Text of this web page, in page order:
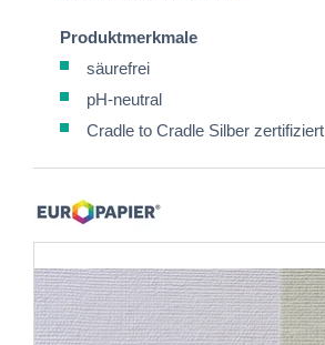
Produktmerkmale
säurefrei
pH-neutral
Cradle to Cradle Silber zertifiziert